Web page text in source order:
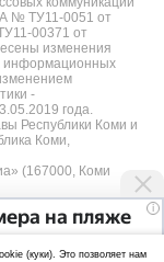
№ ТУ11-0051 от
00371 от
изменения
информационных
-
года.
Республики Коми и
Коми,
(167000, Коми
i
на пляже
Политика
(куки). Это позволяет нам